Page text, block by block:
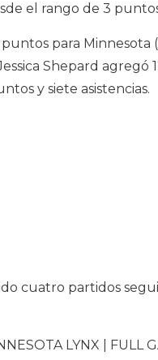
el rango de 3
para
Shepard agregó
y siete asistencias.
cuatro partidos